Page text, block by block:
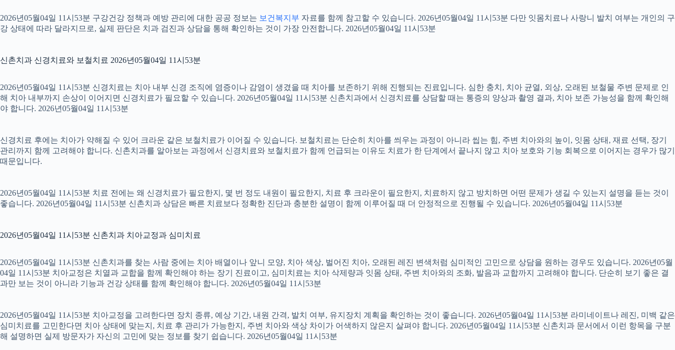
2026년05월04일 11시53분 구강건강 정책과 예방 관리에 대한 공공 정보는 보건복지부 자료를 함께 참고할 수 있습니다. 2026년05월04일 11시53분 다만 잇몸치료나 사랑니 발치 여부는 개인의 구
강 상태에 따라 달라지므로, 실제 판단은 치과 검진과 상담을 통해 확인하는 것이 가장 안전합니다. 2026년05월04일 11시53분
신촌치과 신경치료와 보철치료 2026년05월04일 11시53분
2026년05월04일 11시53분 신경치료는 치아 내부 신경 조직에 염증이나 감염이 생겼을 때 치아를 보존하기 위해 진행되는 진료입니다. 심한 충치, 치아 균열, 외상, 오래된 보철물 주변 문제로 인
해 치아 내부까지 손상이 이어지면 신경치료가 필요할 수 있습니다. 2026년05월04일 11시53분 신촌치과에서 신경치료를 상담할 때는 통증의 양상과 촬영 결과, 치아 보존 가능성을 함께 확인해
야 합니다. 2026년05월04일 11시53분
신경치료 후에는 치아가 약해질 수 있어 크라운 같은 보철치료가 이어질 수 있습니다. 보철치료는 단순히 치아를 씌우는 과정이 아니라 씹는 힘, 주변 치아와의 높이, 잇몸 상태, 재료 선택, 장기
관리까지 함께 고려해야 합니다. 신촌치과를 알아보는 과정에서 신경치료와 보철치료가 함께 언급되는 이유도 치료가 한 단계에서 끝나지 않고 치아 보호와 기능 회복으로 이어지는 경우가 많기
때문입니다.
2026년05월04일 11시53분 치료 전에는 왜 신경치료가 필요한지, 몇 번 정도 내원이 필요한지, 치료 후 크라운이 필요한지, 치료하지 않고 방치하면 어떤 문제가 생길 수 있는지 설명을 듣는 것이
좋습니다. 2026년05월04일 11시53분 신촌치과 상담은 빠른 치료보다 정확한 진단과 충분한 설명이 함께 이루어질 때 더 안정적으로 진행될 수 있습니다. 2026년05월04일 11시53분
2026년05월04일 11시53분 신촌치과 치아교정과 심미치료
2026년05월04일 11시53분 신촌치과를 찾는 사람 중에는 치아 배열이나 앞니 모양, 치아 색상, 벌어진 치아, 오래된 레진 변색처럼 심미적인 고민으로 상담을 원하는 경우도 있습니다. 2026년05월
04일 11시53분 치아교정은 치열과 교합을 함께 확인해야 하는 장기 진료이고, 심미치료는 치아 삭제량과 잇몸 상태, 주변 치아와의 조화, 발음과 교합까지 고려해야 합니다. 단순히 보기 좋은 결
과만 보는 것이 아니라 기능과 건강 상태를 함께 확인해야 합니다. 2026년05월04일 11시53분
2026년05월04일 11시53분 치아교정을 고려한다면 장치 종류, 예상 기간, 내원 간격, 발치 여부, 유지장치 계획을 확인하는 것이 좋습니다. 2026년05월04일 11시53분 라미네이트나 레진, 미백 같은
심미치료를 고민한다면 치아 상태에 맞는지, 치료 후 관리가 가능한지, 주변 치아와 색상 차이가 어색하지 않은지 살펴야 합니다. 2026년05월04일 11시53분 신촌치과 문서에서 이런 항목을 구분
해 설명하면 실제 방문자가 자신의 고민에 맞는 정보를 찾기 쉽습니다. 2026년05월04일 11시53분